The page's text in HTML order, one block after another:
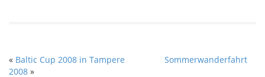
« Baltic Cup 2008 in Tampere
Sommerwanderfahrt
2008 »